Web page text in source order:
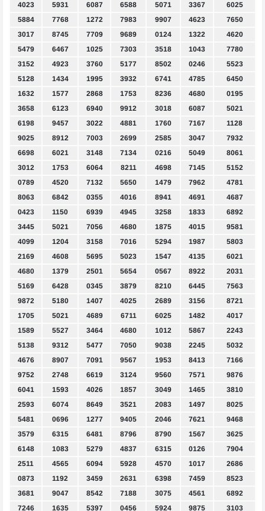
4023
5931 6087 6588 5071 3367
6025
5884
7768 1272 7983 9907 4623
7650
3017
8745 7709 9689 0124 1322
4620
5479
6467 1025 7303 3518 1043
7780
3152
4923 3760 5177 8502 0246
5523
5128
1434 1995 3932 6741 4785
6450
1632
1577 2868 1753 8236 4680
0195
3658
6123 6940 9912 3018 6087
5021
6198
9457 3022 4881 1760 7167
1128
9025
8912 7003 2699 2585 3047
7932
6698
6021 3148 7134 0216 5049
8061
3012
1753 6064 8211 4698 7145
5152
0789
4520 7132 5650 1479 7962
4781
8063
6842 0355 4016 8941 4691
4687
0423
1150 6939 4945 3258 1833
6892
3445
5021 7056 4680 1875 4015
9581
4099
1204 3158 7016 5294 1987
5803
2169
4608 5695 5023 1547 4135
6021
4680
1379 2501 5654 0567 8922
2031
5169
6428 0345 3879 8210 6445
7563
9872
5180 1407 4025 2689 3156
8721
1705
5021 4689 6711 6025 1482
4017
1589
5527 3464 4680 1012 5867
2243
5138
9312 5477 7050 9038 2245
5032
4676
8907 7091 9567 1953 8413
7166
9752
2748 6619 3124 9560 7571
9876
6041
1593 4026 1857 3049 1465
3810
2593
6074 8649 3521 2083 1497
8025
5481
0696 1277 9405 2046 7621
9468
3579
6315 6481 8796 8790 1567
3625
6148
1083 5279 4837 6315 0126
7904
2511
4565 6094 5928 4570 1017
2686
0873
1192 3459 2631 6398 7459
8523
3681
9047 8542 7188 3075 4561
6892
7246
1635 5397 0456 5924 9875 3103